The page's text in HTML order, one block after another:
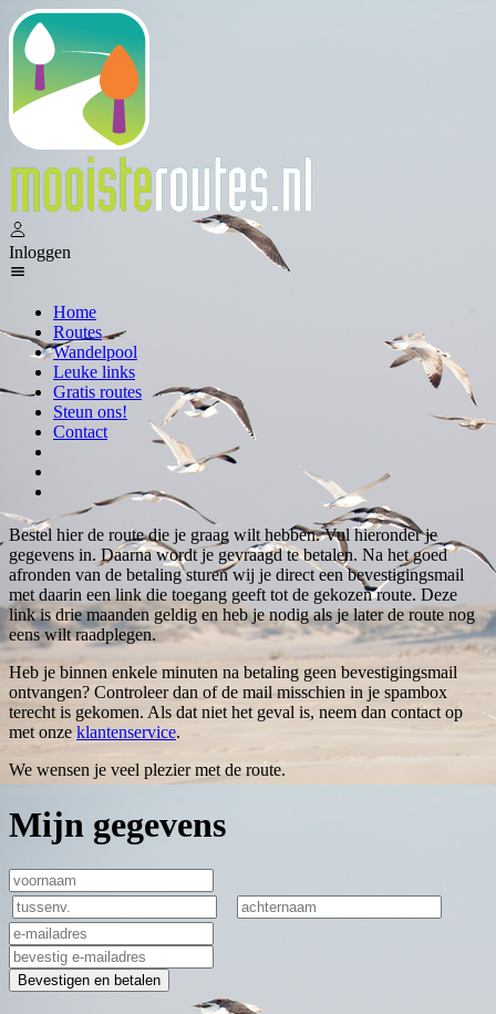
Inloggen
Home
Routes
Wandelpool
Leuke links
Gratis routes
Steun ons!
Contact
Bestel hier de route die je graag wilt hebben. Vul hieronder je
gegevens in. Daarna wordt je gevraagd te betalen. Na het goed
afronden van de betaling sturen wij je direct een bevestigingsmail
met daarin een link die toegang geeft tot de gekozen route. Deze
link is drie maanden geldig en heb je nodig als je later de route nog
eens wilt raadplegen.
Heb je binnen enkele minuten na betaling geen bevestigingsmail
ontvangen? Controleer dan of de mail misschien in je spambox
terecht is gekomen. Als dat niet het geval is, neem dan contact op
met onze klantenservice.
We wensen je veel plezier met de route.
Mijn gegevens
Bevestigen en betalen